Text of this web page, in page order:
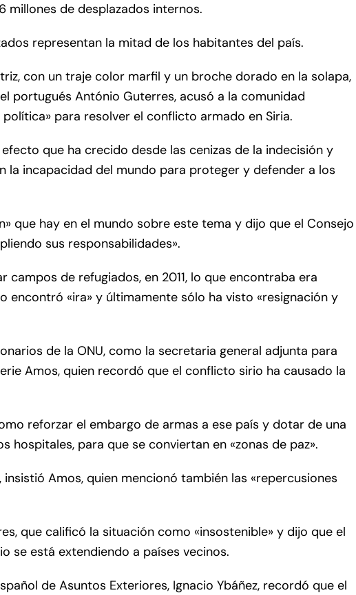
millones de desplazados internos.
representan la mitad de los habitantes del país.
con un traje color marfil y un broche dorado en la solapa,
portugués António Guterres, acusó a la comunidad
para resolver el conflicto armado en Siria.
que ha crecido desde las cenizas de la indecisión y
la incapacidad del mundo para proteger y defender a los
que hay en el mundo sobre este tema y dijo que el Consejo
sus responsabilidades».
campos de refugiados, en 2011, lo que encontraba era
encontró «ira» y últimamente sólo ha visto «resignación y
de la ONU, como la secretaria general adjunta para
Amos, quien recordó que el conflicto sirio ha causado la
reforzar el embargo de armas a ese país y dotar de una
hospitales, para que se conviertan en «zonas de paz».
insistió Amos, quien mencionó también las «repercusiones
que calificó la situación como «insostenible» y dijo que el
se está extendiendo a países vecinos.
de Asuntos Exteriores, Ignacio Ybáñez, recordó que el